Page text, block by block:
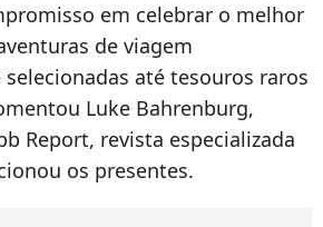
em celebrar o melhor
de viagem
até tesouros raros
Luke Bahrenburg,
Report, revista especializada
os presentes.